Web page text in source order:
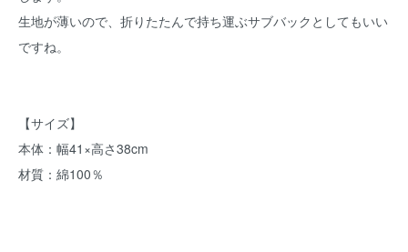
生地が薄いので、折りたたんで持ち運ぶサブバックとしてもいい
ですね。
【サイズ】
本体：幅41×高さ38cm
材質：綿100％